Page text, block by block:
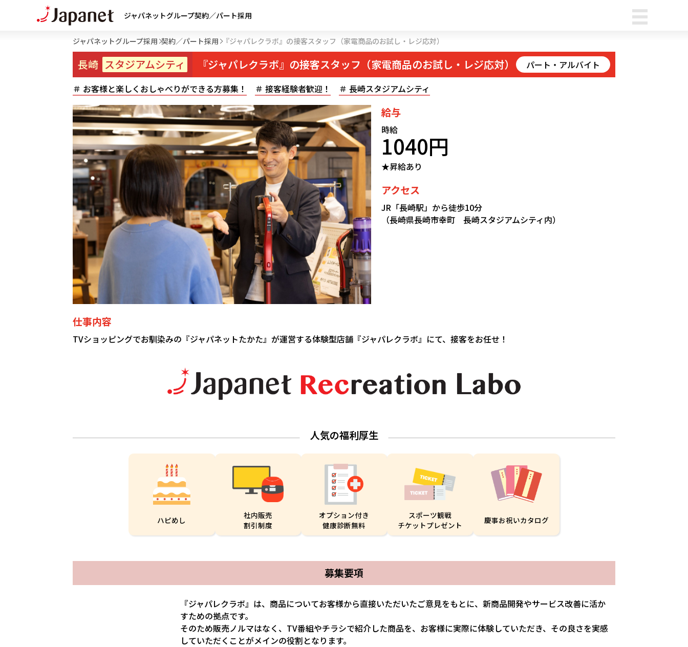
ジャパネットグループ契約／パート採用
ジャパネットグループ採用 契約／パート採用 『ジャパレクラボ』の接客スタッフ（家電商品のお試し・レジ応対）
長崎 スタジアムシティ パート・アルバイト
『ジャパレクラボ』の接客スタッフ（家電商品のお試し・レジ応対）
お客様と楽しくおしゃべりができる方募集！ 接客経験者歓迎！ 長崎スタジアムシティ
仕事内容
TVショッピングでお馴染みの『ジャパネットたかた』が運営する体験型店舗『ジャパレクラボ』にて、接客をお任せ！
給与
時給
1040円
★昇給あり
アクセス
JR「長崎駅」から徒歩10分
（長崎県長崎市幸町 長崎スタジアムシティ内）
人気の福利厚生
ハピめし
社内販売
割引制度
オプション付き
健康診断無料
スポーツ観戦
チケットプレゼント
慶事お祝いカタログ
募集要項
『ジャパレクラボ』は、商品についてお客様から直接いただいたご意見をもとに、新商品開発やサービス改善に活か
すための拠点です。
そのため販売ノルマはなく、TV番組やチラシで紹介した商品を、お客様に実際に体験していただき、その良さを実感
していただくことがメインの役割となります。